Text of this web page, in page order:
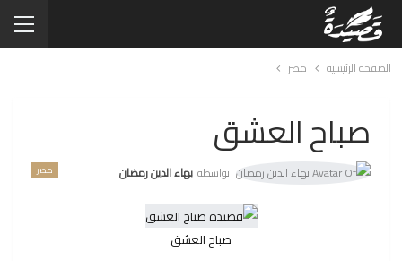
الصفحة الرئيسية مصر
صباح العشق
مصر بواسطة بهاء الدين رمضان
صباح العشق